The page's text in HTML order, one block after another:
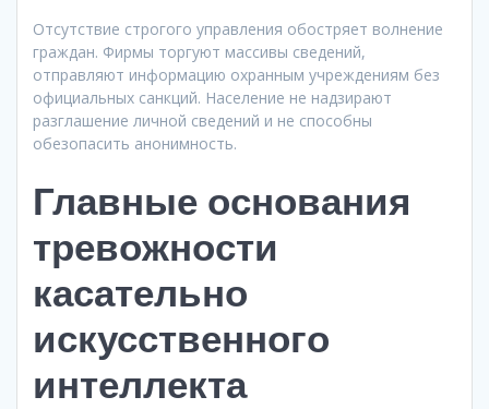
Отсутствие строгого управления обостряет волнение
граждан. Фирмы торгуют массивы сведений,
отправляют информацию охранным учреждениям без
официальных санкций. Население не надзирают
разглашение личной сведений и не способны
обезопасить анонимность.
Главные основания
тревожности
касательно
искусственного
интеллекта